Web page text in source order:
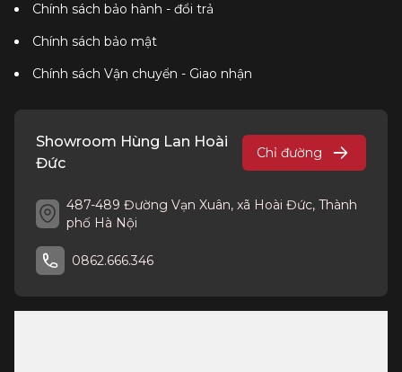
Chính sách bảo hành - đổi trả
Chính sách bảo mật
Chính sách Vận chuyển - Giao nhận
Showroom Hùng Lan Hoài
Đức
Chỉ đường
487-489 Đường Vạn Xuân, xã Hoài Đức, Thành
phố Hà Nội
0862.666.346